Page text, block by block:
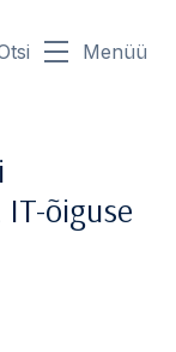
Menüü
õiguse